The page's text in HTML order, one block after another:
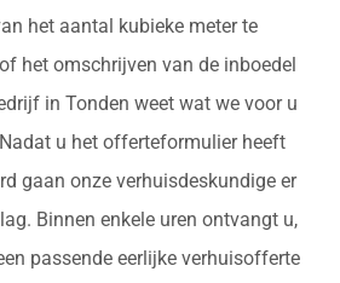
het aantal kubieke meter te
het omschrijven van de inboedel
in Tonden weet wat we voor u
u het offerteformulier heeft
gaan onze verhuisdeskundige er
Binnen enkele uren ontvangt u,
passende eerlijke verhuisofferte